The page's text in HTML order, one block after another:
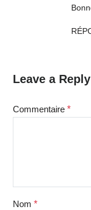
Leave a Reply
Commentaire *
Nom *